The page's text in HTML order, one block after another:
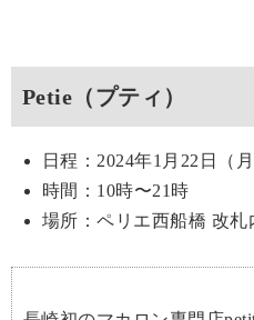
Petie（プティ）
日程：2024年1月22日（
時間：10時〜21時
場所：ペリエ西船橋 改札